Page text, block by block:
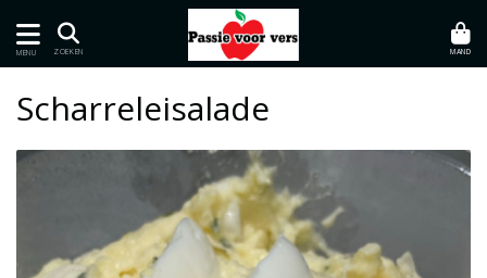
MENU ZOEKEN MAND
Scharreleisalade